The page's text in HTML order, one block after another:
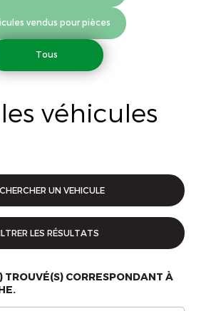
vendus pour pièces
Tous
véhicules
UN VEHICULE
LES RÉSULTATS
TROUVÉ(S) CORRESPONDANT À